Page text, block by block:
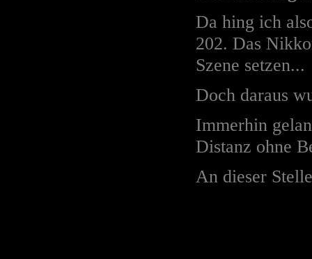
Da hing ich
202. Das
Szene setzen...
Doch daraus
Immerhin
Distanz ohne
An dieser